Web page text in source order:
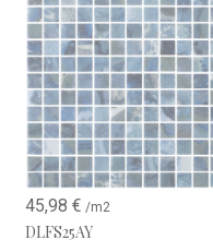
Elevata stabilità
Il risultato è un materiale
raggi UV, ideale per piscine
Rete a punto in
stabilità e
A differenza delle reti
poliuretano offre
45,98€ /m2
DLFS25AY